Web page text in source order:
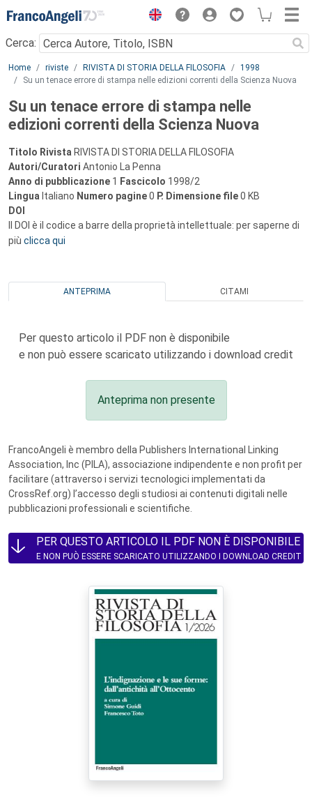
Menu
Cerca:
Main content
Home riviste RIVISTA DI STORIA DELLA FILOSOFIA
1998
Su un tenace errore di stampa nelle edizioni correnti della Scienza Nuova
Su un tenace errore di stampa nelle
edizioni correnti della Scienza Nuova
Titolo Rivista RIVISTA DI STORIA DELLA FILOSOFIA
Autori/Curatori Antonio La Penna
Anno di pubblicazione 1 Fascicolo 1998/2
Lingua Italiano Numero pagine0 P. Dimensione file0 KB
DOI
Il DOI è il codice a barre della proprietà intellettuale: per saperne di
più clicca qui
ANTEPRIMA CITAMI
Per questo articolo il PDF non è disponibile
e non può essere scaricato utilizzando i download credit
Anteprima non presente
FrancoAngeli è membro della Publishers International Linking
Association, Inc (PILA), associazione indipendente e non profit per
facilitare (attraverso i servizi tecnologici implementati da
CrossRef.org) l’accesso degli studiosi ai contenuti digitali nelle
pubblicazioni professionali e scientifiche.
PER QUESTO ARTICOLO IL PDF NON È DISPONIBILE
E NON PUÒ ESSERE SCARICATO UTILIZZANDO I DOWNLOAD CREDIT